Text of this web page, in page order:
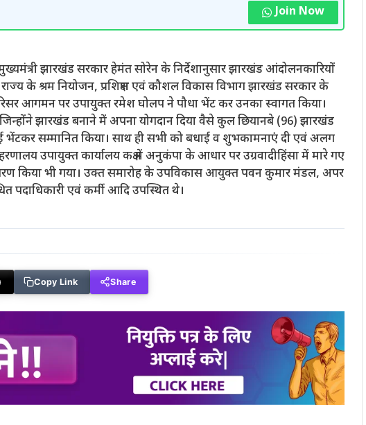
Join Now
झारखंड सरकार हेमंत सोरेन के निर्देशानुसार झारखंड आंदोलनकारियों
के श्रम नियोजन, प्रशिक्षण एवं कौशल विकास विभाग झारखंड सरकार के
आगमन पर उपायुक्त रमेश घोलप ने पौधा भेंट कर उनका स्वागत किया।
जिन्होंने झारखंड बनाने में अपना योगदान दिया वैसे कुल छियानबे (96) झारखंड
भेंटकर सम्मानित किया। साथ ही सभी को बधाई व शुभकामनाएं दी एवं अलग
उपायुक्त कार्यालय कक्ष में अनुकंपा के आधार पर उग्रवादीहिंसा में मारे गए
किया भी गया। उक्त समारोह के उपविकास आयुक्त पवन कुमार मंडल, अपर
एवं कर्मी आदि उपस्थित थे।
Copy Link Share